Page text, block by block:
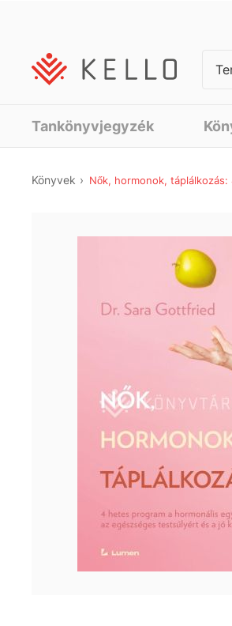
Tankönyvjegyzék
Könyvek Nők, hormonok,